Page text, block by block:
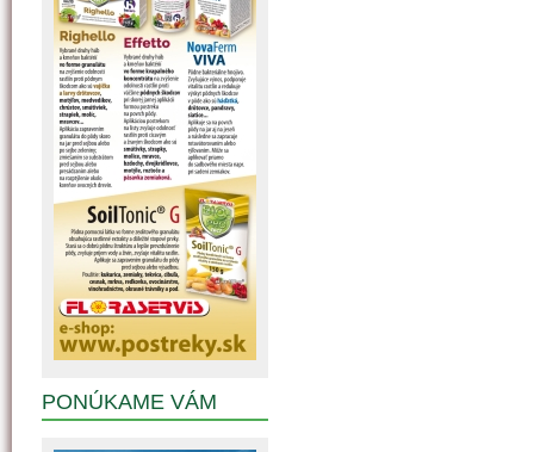
PONÚKAME VÁM